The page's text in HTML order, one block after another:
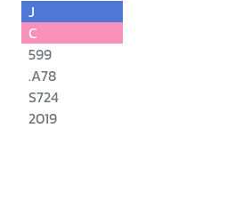
J
C
599
.A78
S724
2019